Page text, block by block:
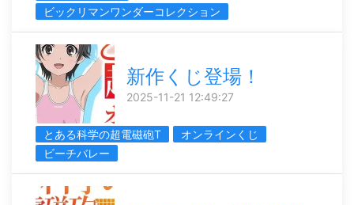
ビックリマンワンダーコレクション
新作くじ登場！
2025-11-21 12:49:27
とある科学の超電磁砲T
オンラインくじ
ビーチバレー